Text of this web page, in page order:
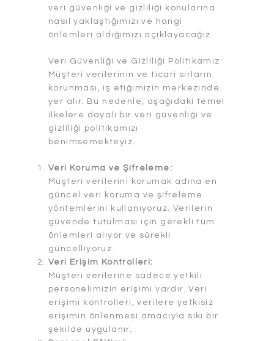
veri güvenliği ve gizliliği konularına
nasıl yaklaştığımızı ve hangi
önlemleri aldığımızı açıklayacağız.
Veri Güvenliği ve Gizliliği Politikamız:
Müşteri verilerinin ve ticari sırların
korunması, iş etiğimizin merkezinde
yer alır. Bu nedenle, aşağıdaki temel
ilkelere dayalı bir veri güvenliği ve
gizliliği politikamızı
benimsemekteyiz.
Veri Koruma ve Şifreleme:
Müşteri verilerini korumak adına en
güncel veri koruma ve şifreleme
yöntemlerini kullanıyoruz. Verilerin
güvende tutulması için gerekli tüm
önlemleri alıyor ve sürekli
güncelliyoruz.
Veri Erişim Kontrolleri:
Müşteri verilerine sadece yetkili
personelimizin erişimi vardır. Veri
erişimi kontrolleri, verilere yetkisiz
erişimin önlenmesi amacıyla sıkı bir
şekilde uygulanır.